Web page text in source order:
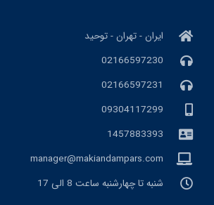
ایران - تهران - توحید
02166597230
02166597231
09304117299
1457883393
manager@makiandampars.com
شنبه تا چهارشنبه ساعت 8 الی 17